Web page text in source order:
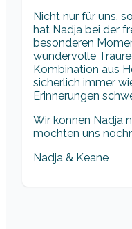
Nicht nur für uns,
hat Nadja bei der
besonderen
wundervolle
Kombination aus
sicherlich immer
Erinnerungen
Wir können Nadja
möchten uns
Nadja & Keane